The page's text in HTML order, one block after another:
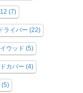
(7)
ドライバー (22)
ウッド (5)
カバー (4)
(5)